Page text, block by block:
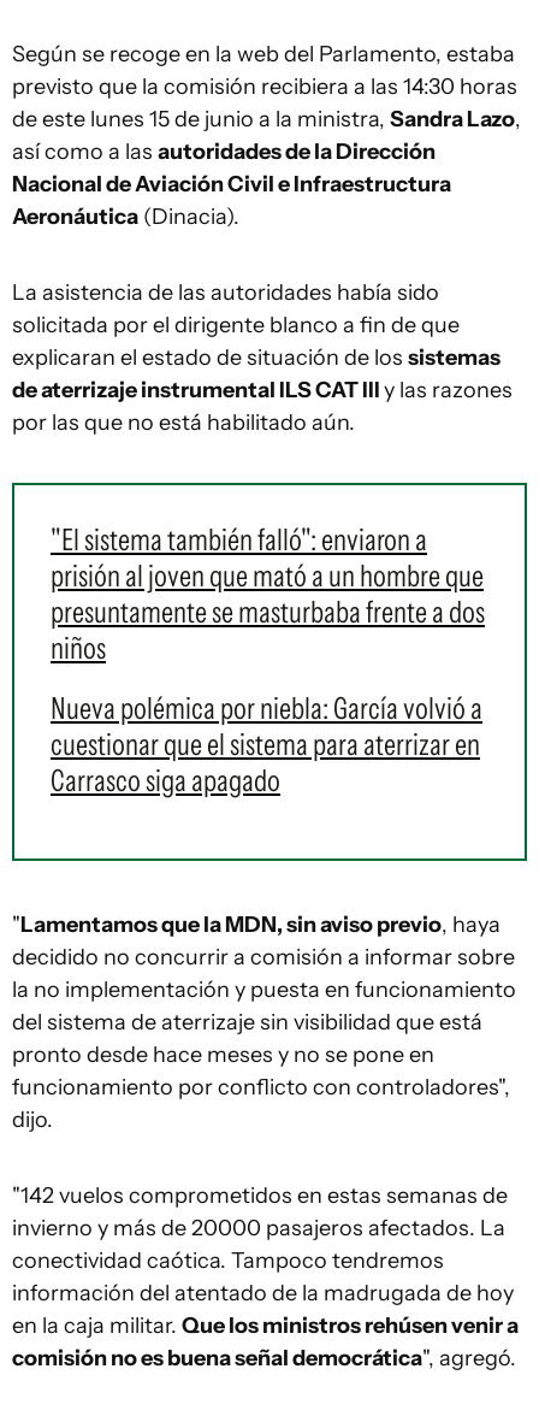
Según se recoge en la web del Parlamento, estaba
previsto que la comisión recibiera a las 14:30 horas
de este lunes 15 de junio a la ministra, Sandra Lazo,
así como a las autoridades de la Dirección
Nacional de Aviación Civil e Infraestructura
Aeronáutica (Dinacia).
La asistencia de las autoridades había sido
solicitada por el dirigente blanco a fin de que
explicaran el estado de situación de los sistemas
de aterrizaje instrumental ILS CAT IIIy las razones
por las que no está habilitado aún.
"El sistema también falló": enviaron a
prisión al joven que mató a un hombre que
presuntamente se masturbaba frente a dos
niños
Nueva polémica por niebla: García volvió a
cuestionar que el sistema para aterrizar en
Carrasco siga apagado
"Lamentamos que la MDN, sin aviso previo, haya
decidido no concurrir a comisión a informar sobre
la no implementación y puesta en funcionamiento
del sistema de aterrizaje sin visibilidad que está
pronto desde hace meses y no se pone en
funcionamiento por conflicto con controladores",
dijo.
"142 vuelos comprometidos en estas semanas de
invierno y más de 20000 pasajeros afectados. La
conectividad caótica. Tampoco tendremos
información del atentado de la madrugada de hoy
en la caja militar. Que los ministros rehúsen venir a
comisión no es buena señal democrática", agregó.